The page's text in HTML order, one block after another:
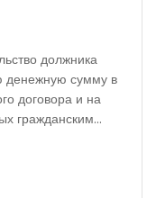
должника
денежную сумму в
договора и на
гражданским...